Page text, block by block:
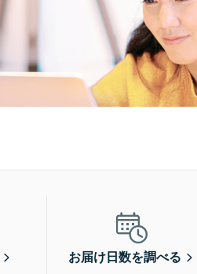
お届け日数を調べる